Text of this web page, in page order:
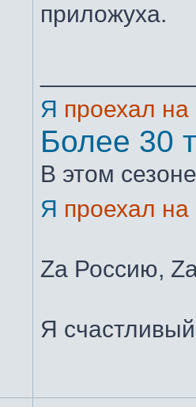
приложуха.
Я проехал на
Более 30
В этом
Я проехал на
Zа Россию,
Я